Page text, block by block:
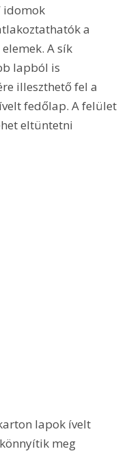
idomok
a
A sík
lapból is
illeszthető fel a
fedőlap. A felület
eltüntetni
lapok ívelt
meg